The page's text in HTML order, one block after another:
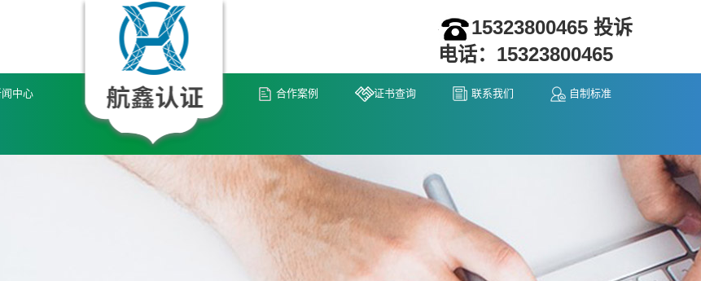
15323800465 投诉
电话：15323800465
中心 合作案例 证书查询 联系我们 自制标准